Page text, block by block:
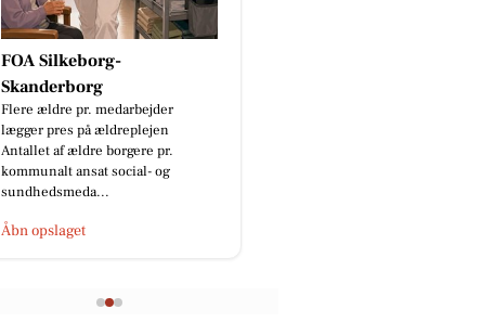
FOA Silkeborg-
Skanderborg
Flere ældre pr. medarbejder
lægger pres på ældreplejen
Antallet af ældre borgere pr.
kommunalt ansat social- og
sundhedsmeda...
Åbn opslaget